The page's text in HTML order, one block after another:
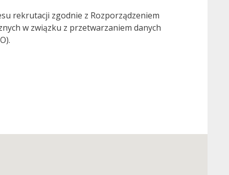
rekrutacji zgodnie z Rozporządzeniem
w związku z przetwarzaniem danych